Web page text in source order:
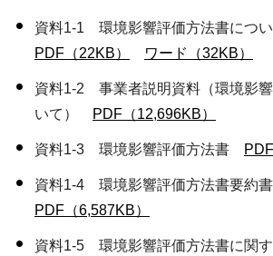
資料1-1 環境影響評価方法書につ
PDF（22KB）
ワード（32KB）
資料1-2 事業者説明資料（環境影
いて）
PDF（12,696KB）
資料1-3 環境影響評価方法書
資料1-4 環境影響評価方法書要約
PDF（6,587KB）
資料1-5 環境影響評価方法書に関